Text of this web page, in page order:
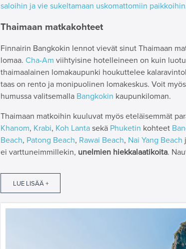
saloihin ja vie sukeltamaan uskomattomiin
Thaimaan matkakohteet
Finnairin Bangkokin lennot vievät sinut Thaimaan
lomaa. Cha-Am viihtyisine hotelleineen on kuin
thaimaalainen lomakaupunki houkuttelee
taas on rento ja monipuolinen lomakeskus. Voit
humussa valitsemalla Bangkokin kaupunkiloman.
Thaimaan matkoihin kuuluvat myös eteläisemmät
Khanom, Krabi, Koh Lanta sekä Phuketin kohteet
Beach, Patong Beach, Rawai Beach, Nai Yang Beach
ei varttuneimmillekin, unelmien hiekkalaatikoita.
LUE LISÄÄ +